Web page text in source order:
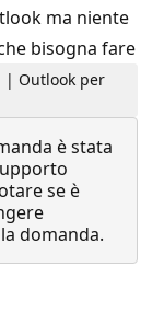
ma niente
bisogna fare
| Outlook per
è stata
se è
domanda.